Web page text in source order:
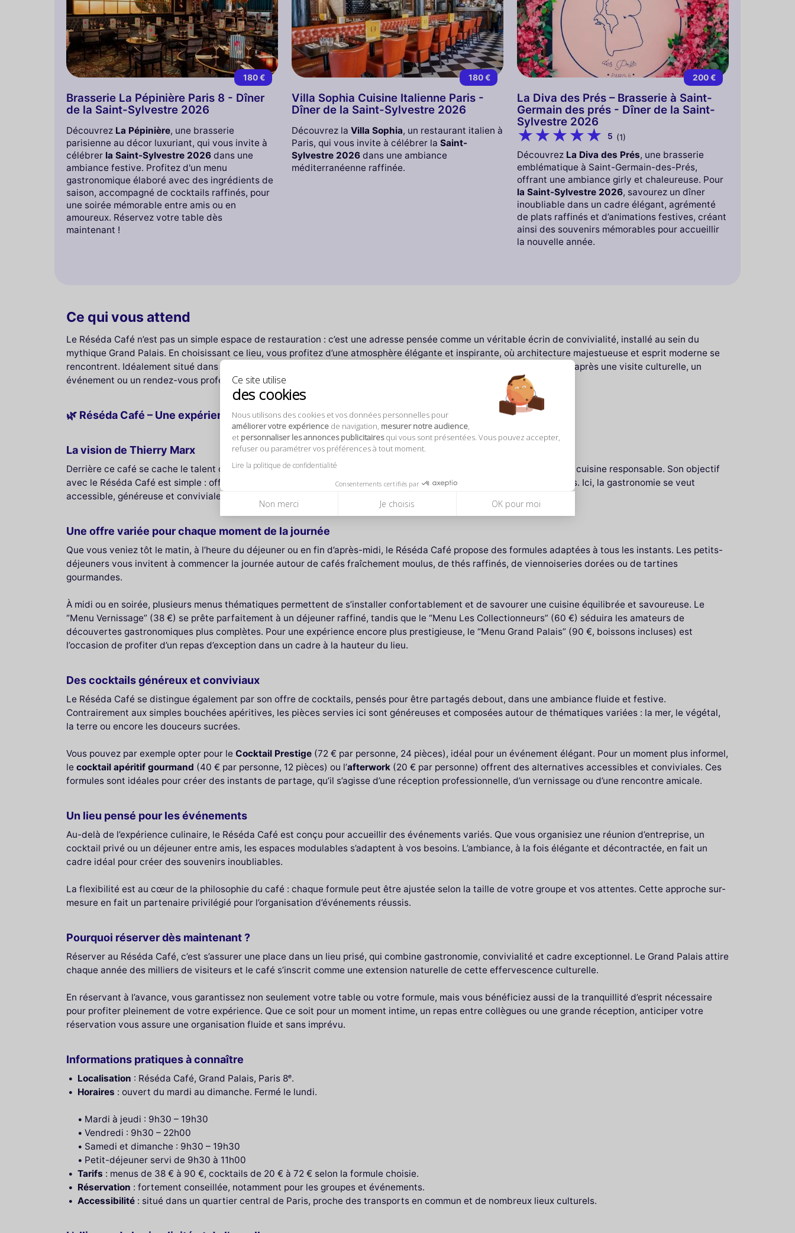
Ce site utilise
des cookies
Nous utilisons des cookies et vos données personnelles pour
améliorer votre expérience de navigation, mesurer notre audience,
et personnaliser les annonces publicitairesqui vous sont présentées. Vous pouvez accepter,
refuser ou paramétrer vos préférences à tout moment.
Lire la politique de confidentialité
Consentements certifiés par
Non merci Je choisis OK pour moi
180 €
Brasserie La Pépinière Paris 8 - Dîner
de la Saint-Sylvestre 2026
Découvrez La Pépinière, une brasserie
parisienne au décor luxuriant, qui vous invite à
célébrer la Saint-Sylvestre 2026 dans une
ambiance festive. Profitez d'un menu
gastronomique élaboré avec des ingrédients de
saison, accompagné de cocktails raffinés, pour
une soirée mémorable entre amis ou en
amoureux. Réservez votre table dès
maintenant !
180 €
Villa Sophia Cuisine Italienne Paris -
Dîner de la Saint-Sylvestre 2026
Découvrez la Villa Sophia, un restaurant italien à
Paris, qui vous invite à célébrer la Saint-
Sylvestre 2026dans une ambiance
méditerranéenne raffinée.
200 €
La Diva des Prés – Brasserie à Saint-
Germain des prés - Dîner de la Saint-
Sylvestre 2026
5 (1)
Découvrez La Diva des Prés, une brasserie
emblématique à Saint-Germain-des-Prés,
offrant une ambiance girly et chaleureuse. Pour
la Saint-Sylvestre 2026, savourez un dîner
inoubliable dans un cadre élégant, agrémenté
de plats raffinés et d’animations festives, créant
ainsi des souvenirs mémorables pour accueillir
la nouvelle année.
Ce qui vous attend
Le Réséda Café n’est pas un simple espace de restauration : c’est une adresse pensée comme un véritable écrin de convivialité, installé au sein du
mythique Grand Palais. En choisissant ce lieu, vous profitez d’une atmosphère élégante et inspirante, où architecture majestueuse et esprit moderne se
rencontrent. Idéalement situé dans le 8ᵉ arrondissement, il est facile d’accès et constitue une halte parfaite avant ou après une visite culturelle, un
événement ou un rendez-vous professionnel.
🌿 Réséda Café – Une expérience gourmande et conviviale au cœur de Paris
La vision de Thierry Marx
Derrière ce café se cache le talent du chef Thierry Marx, connu pour sa créativité et son engagement en faveur d’une cuisine responsable. Son objectif
avec le Réséda Café est simple : offrir un espace chaleureux, où les visiteurs se sentent à la fois accueillis et valorisés. Ici, la gastronomie se veut
accessible, généreuse et conviviale, avec un soin particulier apporté à chaque détail.
Une offre variée pour chaque moment de la journée
Que vous veniez tôt le matin, à l’heure du déjeuner ou en fin d’après-midi, le Réséda Café propose des formules adaptées à tous les instants. Les petits-
déjeuners vous invitent à commencer la journée autour de cafés fraîchement moulus, de thés raffinés, de viennoiseries dorées ou de tartines
gourmandes.
À midi ou en soirée, plusieurs menus thématiques permettent de s’installer confortablement et de savourer une cuisine équilibrée et savoureuse. Le
“Menu Vernissage” (38 €) se prête parfaitement à un déjeuner raffiné, tandis que le “Menu Les Collectionneurs” (60 €) séduira les amateurs de
découvertes gastronomiques plus complètes. Pour une expérience encore plus prestigieuse, le “Menu Grand Palais” (90 €, boissons incluses) est
l’occasion de profiter d’un repas d’exception dans un cadre à la hauteur du lieu.
Des cocktails généreux et conviviaux
Le Réséda Café se distingue également par son offre de cocktails, pensés pour être partagés debout, dans une ambiance fluide et festive.
Contrairement aux simples bouchées apéritives, les pièces servies ici sont généreuses et composées autour de thématiques variées : la mer, le végétal,
la terre ou encore les douceurs sucrées.
Vous pouvez par exemple opter pour le Cocktail Prestige (72 € par personne, 24 pièces), idéal pour un événement élégant. Pour un moment plus informel,
le cocktail apéritif gourmand (40 € par personne, 12 pièces) ou l’afterwork (20 € par personne) offrent des alternatives accessibles et conviviales. Ces
formules sont idéales pour créer des instants de partage, qu’il s’agisse d’une réception professionnelle, d’un vernissage ou d’une rencontre amicale.
Un lieu pensé pour les événements
Au-delà de l’expérience culinaire, le Réséda Café est conçu pour accueillir des événements variés. Que vous organisiez une réunion d’entreprise, un
cocktail privé ou un déjeuner entre amis, les espaces modulables s’adaptent à vos besoins. L’ambiance, à la fois élégante et décontractée, en fait un
cadre idéal pour créer des souvenirs inoubliables.
La flexibilité est au cœur de la philosophie du café : chaque formule peut être ajustée selon la taille de votre groupe et vos attentes. Cette approche sur-
mesure en fait un partenaire privilégié pour l’organisation d’événements réussis.
Pourquoi réserver dès maintenant ?
Réserver au Réséda Café, c’est s’assurer une place dans un lieu prisé, qui combine gastronomie, convivialité et cadre exceptionnel. Le Grand Palais attire
chaque année des milliers de visiteurs et le café s’inscrit comme une extension naturelle de cette effervescence culturelle.
En réservant à l’avance, vous garantissez non seulement votre table ou votre formule, mais vous bénéficiez aussi de la tranquillité d’esprit nécessaire
pour profiter pleinement de votre expérience. Que ce soit pour un moment intime, un repas entre collègues ou une grande réception, anticiper votre
réservation vous assure une organisation fluide et sans imprévu.
Informations pratiques à connaître
Localisation : Réséda Café, Grand Palais, Paris 8ᵉ.
Horaires : ouvert du mardi au dimanche. Fermé le lundi.
Mardi à jeudi : 9h30 – 19h30
Vendredi : 9h30 – 22h00
Samedi et dimanche : 9h30 – 19h30
Petit-déjeuner servi de 9h30 à 11h00
Tarifs : menus de 38 € à 90 €, cocktails de 20 € à 72 € selon la formule choisie.
Réservation : fortement conseillée, notamment pour les groupes et événements.
Accessibilité : situé dans un quartier central de Paris, proche des transports en commun et de nombreux lieux culturels.